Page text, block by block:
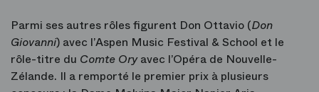
Parmi ses autres rôles figurent Don Ottavio (Don
Giovanni) avec l’Aspen Music Festival & School et le
rôle-titre du Comte Oryavec l’Opéra de Nouvelle-
Zélande. Il a remporté le premier prix à plusieurs